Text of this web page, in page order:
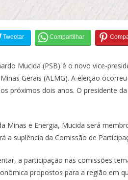
Mucida (PSB) é o novo vice-
Gerais (ALMG). A eleição
próximos dois anos. O presidente
Minas e Energia, Mucida será
a suplência da Comissão de
a participação nas comissões
propostos para a região em